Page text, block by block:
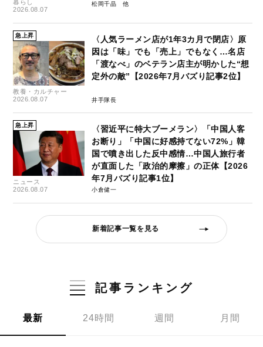
暮らし
2026.08.07
松岡千晶
急上昇
教養・カルチャー
2026.08.07
〈人気ラーメン店が1年3カ月で閉店〉原
因は「味」でも「売上」でもなく…名店
「渡なべ」のベテラン店主が明かした“想
定外の敵”【2026年7月バズり記事2位】
井手隊長
急上昇
ニュース
2026.08.07
〈習近平に特大ブーメラン〉「中国人客
お断り」「中国に好感持てない72%」韓
国で噴き出した反中感情…中国人旅行者
が直面した「政治的摩擦」の正体【2026
年7月バズり記事1位】
小倉健一
新着記事一覧を見る
記事ランキング
最新 24時間 週間 月間